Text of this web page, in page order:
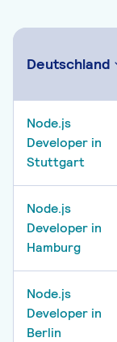
Deutschland
Node.js
Developer in
Stuttgart
Node.js
Developer in
Hamburg
Node.js
Developer in
Berlin